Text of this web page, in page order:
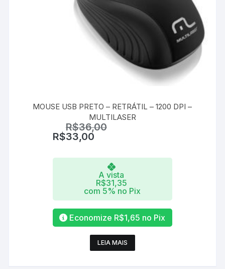
MOUSE USB PRETO – RETRÁTIL – 1200 DPI –
MULTILASER
R$36,00
R$33,00
A vista
R$31,35
com 5% no Pix
Economize R$1,65 no Pix
LEIA MAIS